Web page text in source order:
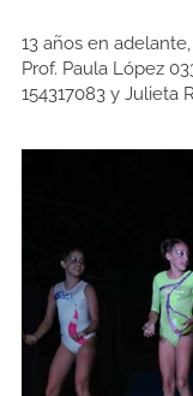
13 años en
Prof. Paula López
154317083 y Julieta